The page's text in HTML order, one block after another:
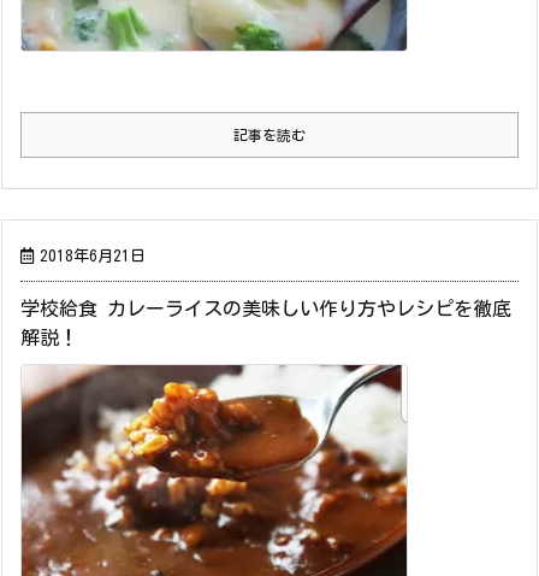
記事を読む
2018年6月21日
学校給食 カレーライスの美味しい作り方やレシピを徹底
解説！